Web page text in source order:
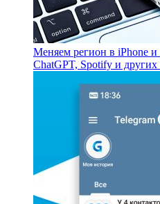
Меняем регион в iPhone и
ChatGPT, Spotify и